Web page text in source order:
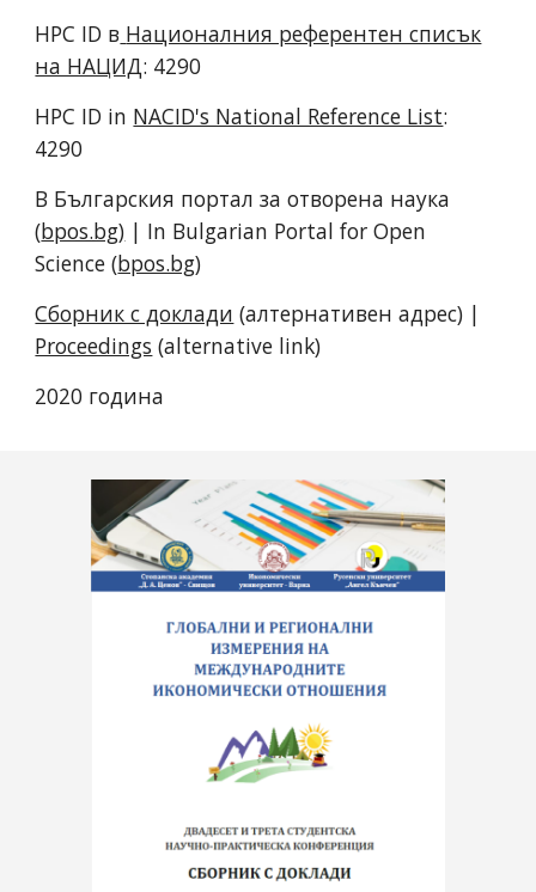
HPC ID в Националния референтен списък
на НАЦИД: 4290
HPC ID in NACID's National Reference List:
4290
В Българския портал за отворена наука
(bpos.bg) | In Bulgarian Portal for Open
Science (bpos.bg)
Сборник с доклади (алтернативен адрес) |
Proceedings (alternative link)
2020 година